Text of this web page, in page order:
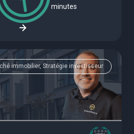
minutes
immobilier, Stratégie investisseur